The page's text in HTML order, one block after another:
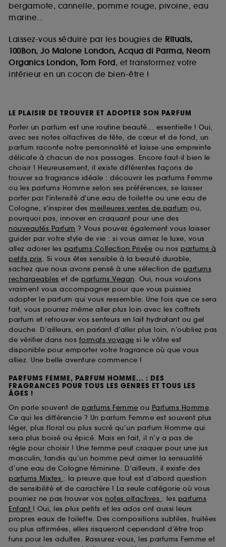
bergamote, cannelle, pomme rouge, pivoine, eau
marine...
Laissez-vous séduire par les bougies de Rituals,
100Bon, Jo Malone London, Acqua di Parma, Neom
Organics London, Tom Ford, et transformez votre
intérieur en un cocon de bien-être !
LE PLAISIR DE TROUVER ET ADOPTER SON PARFUM
Porter un parfum est une routine beauté... essentielle ! Oui,
avec ses notes olfactives de tête, de cœur et de fond, un
parfum raconte notre personnalité et laisse une empreinte
délicate à chacun de nos passages. Encore faut-il bien le
choisir ! Heureusement, il existe différentes façons de
trouver sa fragrance idéale : découvrir les parfums Femme
ou les parfums Homme selon ses préférences, se laisser
porter par l'intensité d'une eau de toilette ou une eau de
Cologne, s'inspirer des meilleures ventes de parfum ou,
pourquoi pas, innover en craquant pour une des
nouveautés Parfum ? Vous pouvez également vous laisser
guider par votre style de vie : si vous aimez le luxe, vous
allez adorer les parfums Collection Privée ou nos parfums à
petits prix. Si vous êtes sensible à la beauté durable,
sachez que nous avons pensé à une sélection de parfums
rechargeables et de parfums Vegan. Oui, nous voulons
vraiment vous accompagner pour que vous puissiez
adopter le parfum qui vous ressemble. Une fois que ce sera
fait, vous pourrez même aller plus loin avec les coffrets
parfum et retrouver vos senteurs en lait hydratant ou gel
douche. D’ailleurs, en parlant d’aller plus loin, n’oubliez pas
de vérifier dans nos formats voyage si le vôtre est
disponible pour emporter votre fragrance où que vous
alliez. Une belle aventure commence !
PARFUMS FEMME, PARFUM HOMME... : DES
FRAGRANCES POUR TOUS LES GENRES ET TOUS LES
ÂGES !
On parle souvent de parfums Femme ou Parfums Homme.
Ce qui les différencie ? Un parfum Femme est souvent plus
léger, plus floral ou plus sucré qu’un parfum Homme qui
sera plus boisé ou épicé. Mais en fait, il n’y a pas de
règle pour choisir ! Une femme peut craquer pour une jus
masculin, tandis qu’un homme peut aimer la sensualité
d’une eau de Cologne féminine. D’ailleurs, il existe des
parfums Mixtes : la preuve que tout est d’abord question
de sensibilité et de caractère ! La seule catégorie où vous
pourriez ne pas trouver vos notes olfactives : les parfums
Enfant ! Oui, les plus petits et les ados ont aussi leurs
propres eaux de toilette. Des compositions subtiles, fruitées
ou plus affirmées, elles risqueront cependant d’être trop
funs pour les adultes. Rassurez-vous, les parfums Femme et